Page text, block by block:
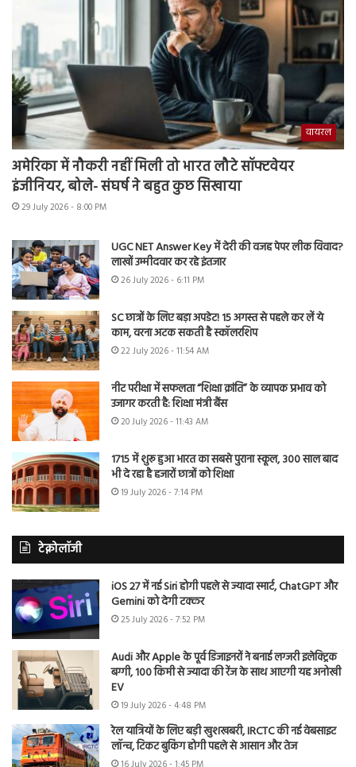
वायरल
अमेरिका में नौकरी नहीं मिली तो भारत लौटे सॉफ्टवेयर
इंजीनियर, बोले- संघर्ष ने बहुत कुछ सिखाया
29 July 2026 - 8:00 PM
UGC NET Answer Key में देरी की वजह पेपर लीक विवाद?
लाखों उम्मीदवार कर रहे इंतजार
26 July 2026 - 6:11 PM
SC छात्रों के लिए बड़ा अपडेट! 15 अगस्त से पहले कर लें ये
काम, वरना अटक सकती है स्कॉलरशिप
22 July 2026 - 11:54 AM
नीट परीक्षा में सफलता “शिक्षा क्रांति” के व्यापक प्रभाव को
उजागर करती है: शिक्षा मंत्री बैंस
20 July 2026 - 11:43 AM
1715 में शुरू हुआ भारत का सबसे पुराना स्कूल, 300 साल बाद
भी दे रहा है हजारों छात्रों को शिक्षा
19 July 2026 - 7:14 PM
टेक्नोलॉजी
iOS 27 में नई Siri होगी पहले से ज्यादा स्मार्ट, ChatGPT और
Gemini को देगी टक्कर
25 July 2026 - 7:52 PM
Audi और Apple के पूर्व डिजाइनरों ने बनाई लग्जरी इलेक्ट्रिक
बग्गी, 100 किमी से ज्यादा की रेंज के साथ आएगी यह अनोखी
EV
19 July 2026 - 4:48 PM
रेल यात्रियों के लिए बड़ी खुशखबरी, IRCTC की नई वेबसाइट
लॉन्च, टिकट बुकिंग होगी पहले से आसान और तेज